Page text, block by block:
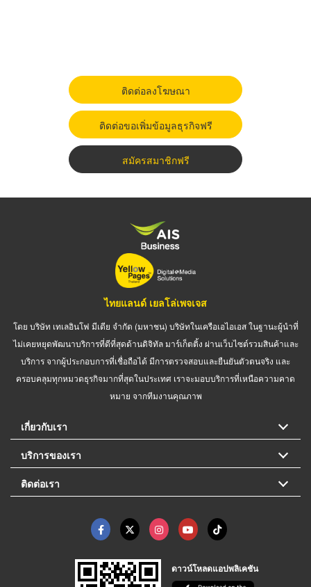
ติดต่อลงโฆษณา
ติดต่อขอเพิ่มข้อมูลธุรกิจฟรี
สมัครสมาชิกฟรี
ไทยแลนด์ เยลโล่เพจเจส
โดย บริษัท เทเลอินโฟ มีเดีย จำกัด (มหาชน) บริษัทในเครือเอไอเอส ในฐานะผู้นำที่
ไม่เคยหยุดพัฒนาบริการที่ดีที่สุดด้านดิจิทัล มาร์เก็ตติ้ง ผ่านเว็บไซต์รวมสินค้าและ
บริการ จากผู้ประกอบการที่เชื่อถือได้ มีการตรวจสอบและยืนยันตัวตนจริง และ
ครอบคลุมทุกหมวดธุรกิจมากที่สุดในประเทศ เราจะมอบบริการที่เหนือความคาด
หมาย จากทีมงานคุณภาพ
เกี่ยวกับเรา
บริการของเรา
ติดต่อเรา
ดาวน์โหลดแอปพลิเคชัน